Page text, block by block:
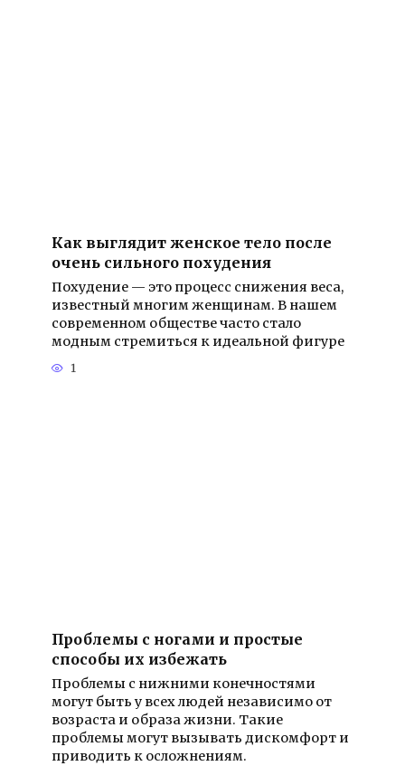
Как выглядит женское тело после
очень сильного похудения
Похудение — это процесс снижения веса,
известный многим женщинам. В нашем
современном обществе часто стало
модным стремиться к идеальной фигуре
1
Проблемы с ногами и простые
способы их избежать
Проблемы с нижними конечностями
могут быть у всех людей независимо от
возраста и образа жизни. Такие
проблемы могут вызывать дискомфорт и
приводить к осложнениям.